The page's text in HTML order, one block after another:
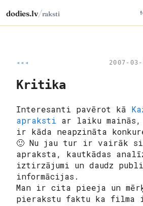
dodies.lv/raksti
◂◂◂ 2007-03-
Kritika
Interesanti pavērot kā
apraksti ar laiku mainās,
ir kāda neapzināta
🙂 Nu jau tur ir vairāk
apraksta, kautkādas
iztirzājumi un daudz
informācijas.
Man ir cita pieeja un
pierakstu faktu ka filma